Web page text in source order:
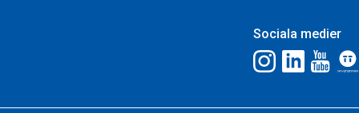
Sociala medier